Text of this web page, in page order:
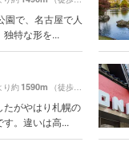
園で、名古屋で人
特な形を...
り約1590m （徒歩27分）
たがやはり札幌の
。違いは高...